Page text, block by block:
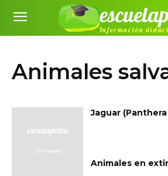
Información
Animales
Jaguar
Animales en